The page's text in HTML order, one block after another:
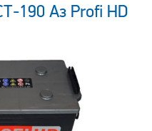
190 Аз Profi HD